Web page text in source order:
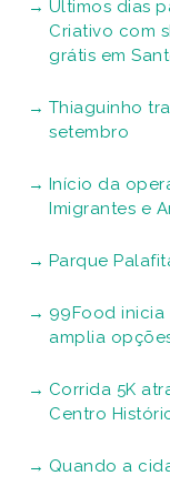
Últimos dias
Criativo com
grátis em
Thiaguinho
setembro
Início da
Imigrantes e
Parque
99Food inicia
amplia
Corrida 5K
Centro
Quando a